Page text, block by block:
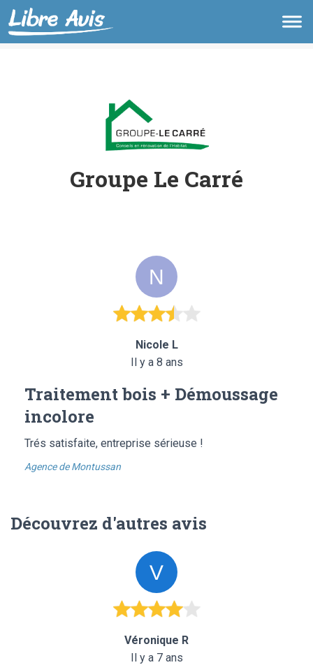
Groupe Le Carré
Nicole L
Il y a 8 ans
Traitement bois + Démoussage
incolore
Trés satisfaite, entreprise sérieuse !
Agence de Montussan
Découvrez d'autres avis
Véronique R
Il y a 7 ans